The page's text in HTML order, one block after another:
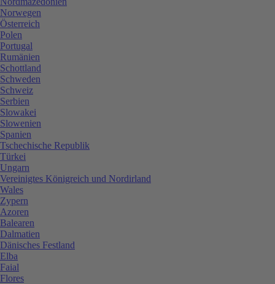
Norwegen
Österreich
Polen
Portugal
Rumänien
Schottland
Schweden
Schweiz
Serbien
Slowakei
Slowenien
Spanien
Tschechische Republik
Türkei
Ungarn
Vereinigtes Königreich und Nordirland
Wales
Zypern
Azoren
Balearen
Dalmatien
Dänisches Festland
Elba
Faial
Flores